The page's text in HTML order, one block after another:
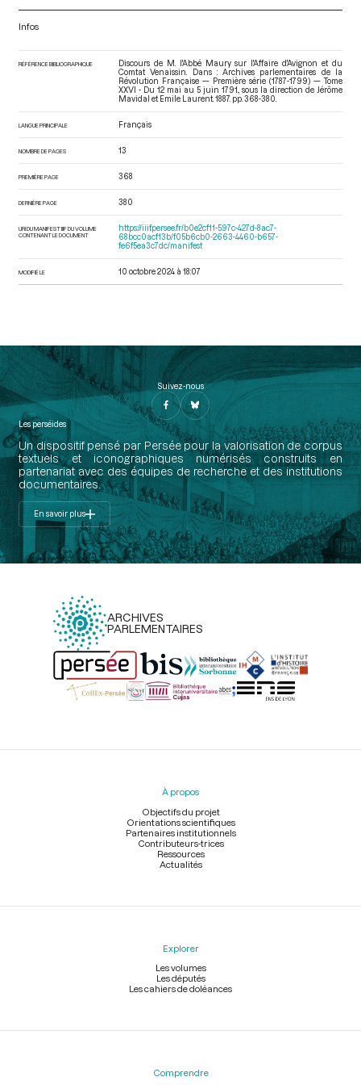
Infos
RÉFÉRENCE BIBLIOGRAPHIQUE
Discours de M. l'Abbé Maury sur l'Affaire d'Avignon et du
Comtat Venaissin. Dans : Archives parlementaires de la
Révolution Française — Première série (1787-1799) — Tome
XXVI - Du 12 mai au 5 juin 1791.
, sous la direction de Jérôme
Mavidal et Emile Laurent. 1887. pp. 368-380.
LANGUE PRINCIPALE Français
NOMBRE DE PAGES 13
PREMIÈRE PAGE 368
DERNIÈRE PAGE 380
URI DU MANIFEST IIIF DU VOLUME
CONTENANT LE DOCUMENT
https://iiif.persee.fr/b0e2cf11-597c-427d-8ac7-
68bcc0acf13b/f05b6cb0-2663-4460-b657-
fe6f5ea3c7dc/manifest
MODIFIÉ LE 10 octobre 2024 à 18:07
Suivez-nous
Les perséides
Un dispositif pensé par Persée pour la valorisation de corpus
textuels et iconographiques numérisés construits en
partenariat avec des équipes de recherche et des institutions
documentaires.
En savoir plus
ARCHIVES
PARLEMENTAIRES
Menu
À propos
Objectifs du projet
Orientations scientifiques
Partenaires institutionnels
Contributeurs-trices
Ressources
Actualités
Explorer
Les volumes
Les députés
Les cahiers de doléances
Comprendre